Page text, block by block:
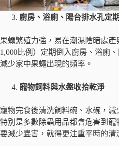
廚房、浴廁、陽台排水孔定
果蠅繁殖力強，易在潮濕陰暗處產
1,000比例）定期倒入廚房、浴廁
減少家中果蠅出現的頻率。
寵物飼料與水盤收拾乾淨
寵物完食後清洗飼料碗、水碗，減
特別是多數除蟲用品都會危害到
要減少蟲害，就得更注重平時的清